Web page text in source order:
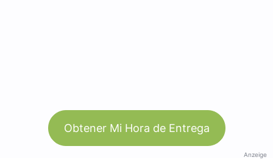
Obtener Mi Hora de Entrega
Anzeige